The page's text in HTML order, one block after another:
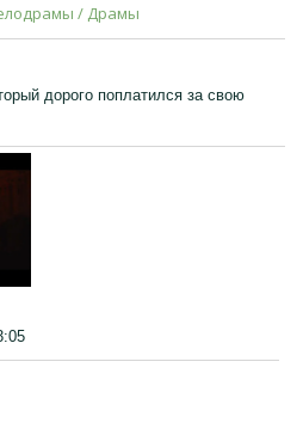
/ Драмы
дорого поплатился за свою